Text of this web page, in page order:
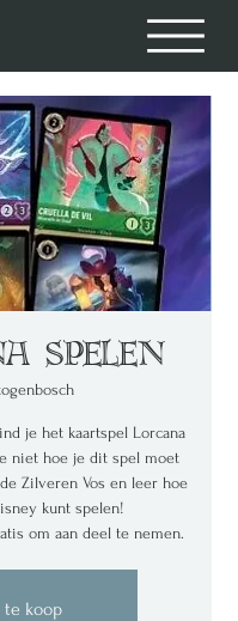
spelen
je het kaartspel Lorcana
niet hoe je dit spel moet
Zilveren Vos en leer hoe
kunt spelen!
om aan deel te nemen.
koop